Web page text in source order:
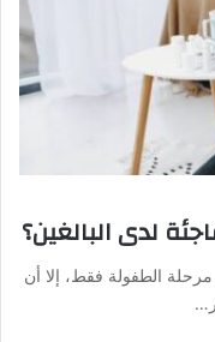
لدى البالغين؟
الطفولة فقط، إلا أن